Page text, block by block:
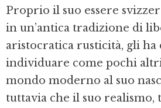
Proprio il suo essere
in un’antica tradizione di
aristocratica rusticità, gli ha
individuare come pochi
mondo moderno al suo
tuttavia che il suo realismo,